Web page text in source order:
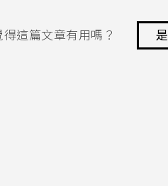
得這篇文章有用嗎？ 是